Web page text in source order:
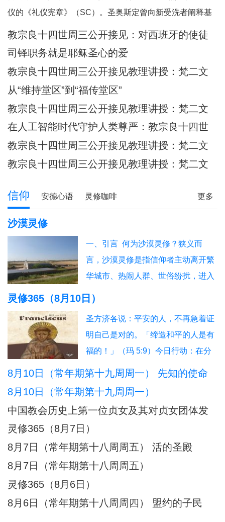
们的面容刻在祂的掌心上（参阅：依
四十九 16），祂对我们的爱，比母亲
对子女的爱更为
仪的《礼仪宪章》（SC）。圣奥斯定曾向新受洗者阐释基
督身体的奥迹，他引用了我们刚刚听到的圣保禄的这句经
12:27）他继而说道：“你们所领受的，正是属
教宗良十四世周三公开接见：​对西班牙的使徒
牧灵访问的反省
司铎职务就是耶稣圣心的爱
教宗良十四世周三公开接见教理讲授：梵二文
献 III：《礼仪宪章》
从“维持堂区”到“福传堂区”
教宗良十四世周三公开接见教理讲授：梵二文
献 III：《礼仪宪章》
在人工智能时代守护人类尊严：教宗良十四世
首封通谕《伟大的人类》预先品尝
教宗良十四世周三公开接见教理讲授：梵二文
献 III：《礼仪宪章》
教宗良十四世周三公开接见教理讲授：梵二文
更多
信仰 安德心语 灵修咖啡
圣方济各的足迹
信仰见证
沙漠灵修
一、引言 何为沙漠灵修？狭义而
言，沙漠灵修是指信仰者主动离开繁
华城市、热闹人群、世俗纷扰，进入
旷野、荒漠、僻静山野、无人喧嚣之
省的方式，专心与天主晤对、深度沟
通、心灵契合的灵修方式。 广义而
言，沙漠灵修不仅是地理空间的旷野
独处，更是心灵状态的归空与舍弃：
舍弃世
灵修365（8月10日）
圣方济各说：平安的人，不再急着证
明自己是对的。「缔造和平的人是有
福的！」（玛 5:9）今日行动：在分
歧中选择柔和。祈祷：主啊，使我成
8月10日（常年期第十九周周一） 先知的使命
8月10日（常年期第十九周周一）
中国教会历史上第一位贞女及其对贞女团体发
展的深远影响
灵修365（8月7日）
8月7日（常年期第十八周周五） 活的圣殿
8月7日（常年期第十八周周五）
灵修365（8月6日）
8月6日（常年期第十八周周四） 盟约的子民